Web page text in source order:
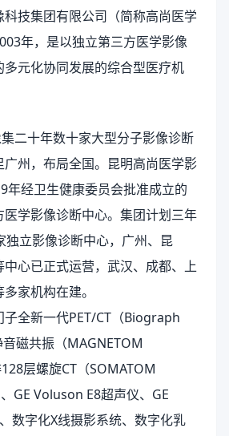
科技集团有限公司（简称高尚医学
年，是以独立第三方医学影像
元化协同发展的综合型医疗机
二十年数十家大型分子影像诊断
广州，布局全国。昆明高尚医学影
年经卫生健康委员会批准成立的
学影像诊断中心。 集团计划三年
独立影像诊断中心，广州、昆
心已正式运营，武汉、成都、上
家机构在建。
子全新一代PET/CT（Biograph
磁共振（MAGNETOM
层螺旋CT（SOMATOM
GE Voluson E8超声仪、GE
数字化X线摄影系统、数字化乳